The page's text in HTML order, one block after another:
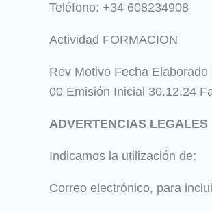
Teléfono: +34 608234908
Actividad FORMACION
Rev Motivo Fecha
00 Emisión Inicial 30.12.24
ADVERTENCIAS LEGALES
Indicamos la utilización de:
Correo electrónico, para